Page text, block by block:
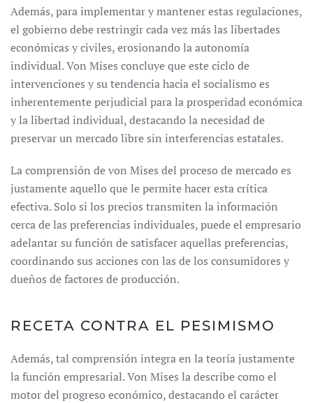
Además, para implementar y mantener estas regulaciones,
el gobierno debe restringir cada vez más las libertades
económicas y civiles, erosionando la autonomía
individual. Von Mises concluye que este ciclo de
intervenciones y su tendencia hacia el socialismo es
inherentemente perjudicial para la prosperidad económica
y la libertad individual, destacando la necesidad de
preservar un mercado libre sin interferencias estatales.
La comprensión de von Mises del proceso de mercado es
justamente aquello que le permite hacer esta crítica
efectiva. Solo si los precios transmiten la información
cerca de las preferencias individuales, puede el empresario
adelantar su función de satisfacer aquellas preferencias,
coordinando sus acciones con las de los consumidores y
dueños de factores de producción.
RECETA CONTRA EL PESIMISMO
Además, tal comprensión integra en la teoría justamente
la función empresarial. Von Mises la describe como el
motor del progreso económico, destacando el carácter